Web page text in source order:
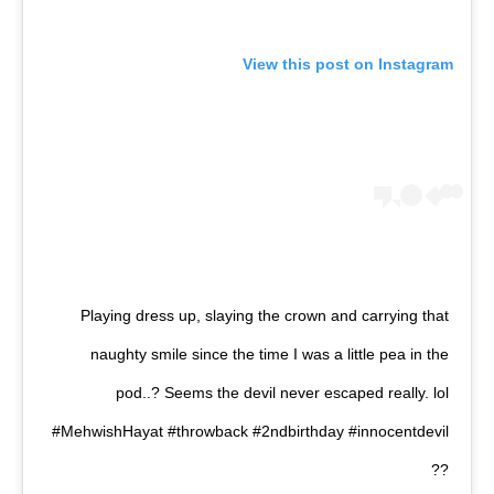
View this post on Instagram
Playing dress up, slaying the crown and carrying that
naughty smile since the time I was a little pea in the
pod..? Seems the devil never escaped really. lol
#MehwishHayat #throwback #2ndbirthday #innocentdevil
??